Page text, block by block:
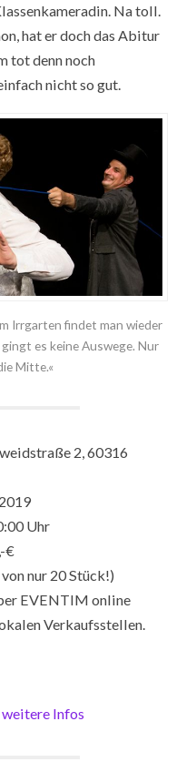
Na toll.
hat er doch das Abitur
tot denn noch
nicht so gut.
Irrgarten findet man wieder
es keine Auswege. Nur
Mitte.«
2, 60316
Uhr
€
nur 20 Stück!)
EVENTIM online
Verkaufsstellen.
weitere Infos